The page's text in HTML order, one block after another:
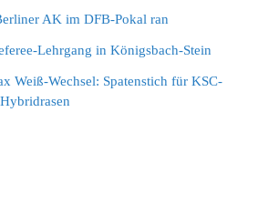
AK im DFB-Pokal ran
Lehrgang in Königsbach-Stein
Weiß-Wechsel: Spatenstich für KSC-